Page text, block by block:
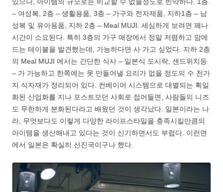
– 여성복, 2층 – 생활용품, 3층 – 가구와 전자제품, 지하1층 – 남
성복 및 유아용품, 지하 2층 – Meal MUJI. 세심하게 보려면 꽤나
시간이 소요된다. 특히 3층의 가구 매장에서 정말 저렴하고 맘에
드는 테이블을 발견했는데, 가능하다면 사 가고 싶었다. 지하 2층
의 Meal MUJI 에서는 간단한 식사 – 일본식 도시락, 샌드위치등
– 가 가능하고 한쪽에는 못 만들어낼 요리가 없을 정도의 수 천가
지 식자재가 정리되어 있다. 컨베이어 시스템으로 대별되는 획일
화된 산업화를 지나 포스트모던 사회로 접어들면, 사람들의 니즈
도 무한하게 분화된다라고 배웠던 것이 생각났다. 일본이라는 나
라, 무엇보다도 이렇게 다양한 라이프스타일을 충족시킬만큼의
아이템을 생산해내고 있다는 것이 신기하면서도 부럽다. 이런면
에서 일본은 확실히 선진국이구나 했다.